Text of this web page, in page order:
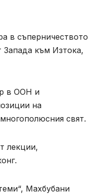
в съперничеството
към Изтока,
в ООН и
на
свят.
лекции,
Махбубани